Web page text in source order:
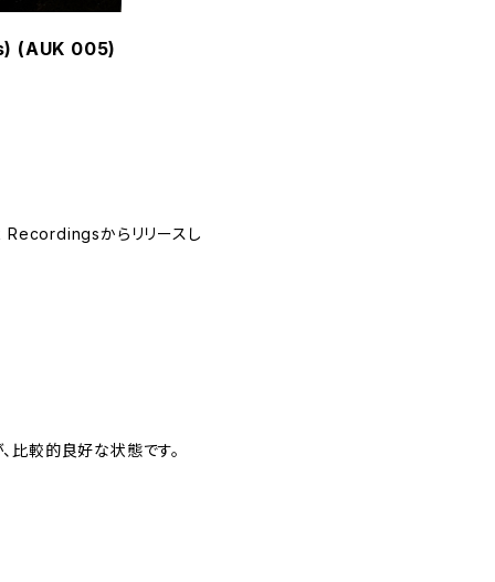
(AUK 005)
からリリースし
比較的良好な状態です。